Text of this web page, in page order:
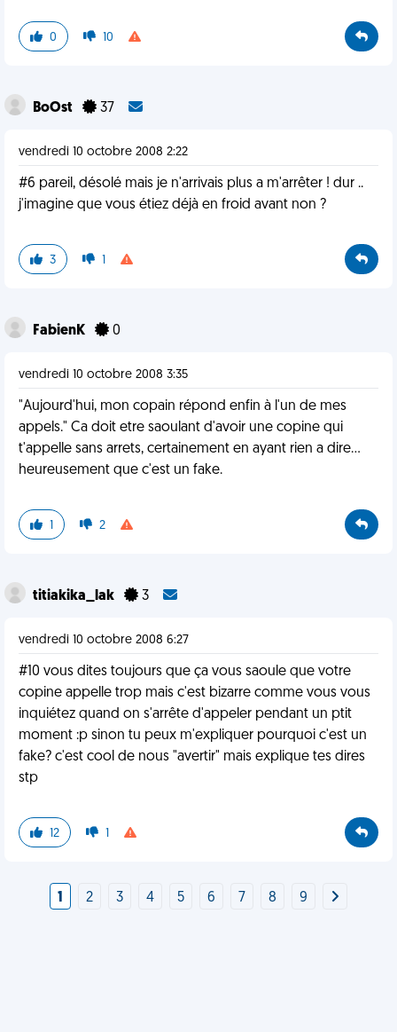
0 10
BoOst 37
vendredi 10 octobre 2008 2:22
#6 pareil, désolé mais je n'arrivais plus a m'arrêter ! dur ..
j'imagine que vous étiez déjà en froid avant non ?
3 1
FabienK 0
vendredi 10 octobre 2008 3:35
"Aujourd'hui, mon copain répond enfin à l'un de mes
appels." Ca doit etre saoulant d'avoir une copine qui
t'appelle sans arrets, certainement en ayant rien a dire...
heureusement que c'est un fake.
1 2
titiakika_lak 3
vendredi 10 octobre 2008 6:27
#10 vous dites toujours que ça vous saoule que votre
copine appelle trop mais c'est bizarre comme vous vous
inquiétez quand on s'arrête d'appeler pendant un ptit
moment :p sinon tu peux m'expliquer pourquoi c'est un
fake? c'est cool de nous "avertir" mais explique tes dires
stp
12 1
1 2 3 4 5 6 7 8 9